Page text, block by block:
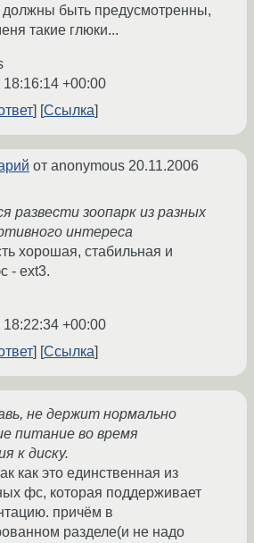
быть предусмотренны,
такие глюки...
+00:00
Ссылка
от anonymous 20.11.2006
развести зоопарк из разных
интереса
хорошая, стабильная и
- ext3.
+00:00
Ссылка
не держит нормально
питание во время
к диску.
как это единственная из
фс, которая поддерживает
причём в
разделе(и не надо